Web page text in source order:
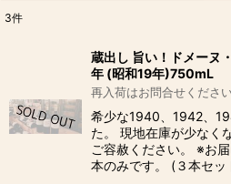
絞り込む
3件
蔵出し 旨い！ドメーヌ
年 (昭和19年)750mL
再入荷はお問合せくださ
希少な1940、1942、
た。 現地在庫が少なく
ご容赦ください。 ※お
本のみです。 (３本セ